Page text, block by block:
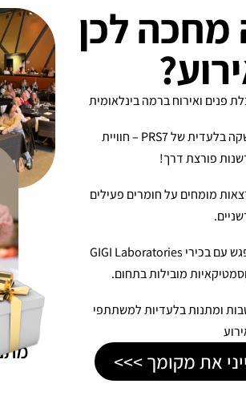
לכן
פנים ואירוח ברמה בינלאומית
השקה בלעדית של PRS7 – חוויית
פורצת דרך!
מומחים על חומרים פעילים
מפגש עם בכירי GIGI Laboratories
מובילות בתחום.
ומתנות בלעדיות למשתתפי
את מקומך >>>